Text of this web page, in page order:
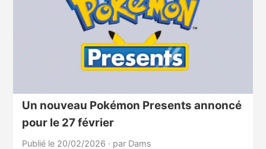
Un nouveau Pokémon Presents annoncé
pour le 27 février
Publié le 20/02/2026 · par Dams